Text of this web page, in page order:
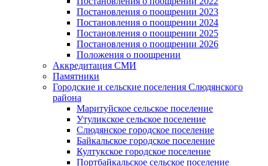
Постановления о поощрении 2023
Постановления о поощрении 2024
Постановления о поощрении 2025
Постановления о поощрении 2026
Положения о поощрении
Аккредитация СМИ
Памятники
Городские и сельские поселения Слюдянского
района
Маритуйское сельское поселение
Утуликское сельское поселение
Слюдянское городское поселение
Байкальское городское поселение
Култукское городское поселение
Портбайкальское сельское поселение